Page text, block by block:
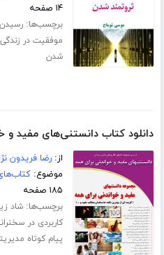
۱۴ صفحه
برچسب‌ها:
موفقیت در زندگی
شدن
دانلود کتاب دانستنی‌های مفید و
از:رضا فریدون
موضوع:
۱۸۵ صفحه
برچسب‌ها:شاد
کاربردی در
پیام کوتاه